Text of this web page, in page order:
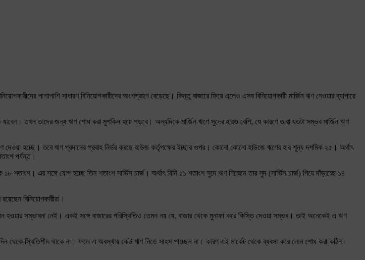
পাশাপাশি সাধারণ বিনিয়োগকারীদের অংশগ্রহণ বেড়েছে। কিন্তু বাজারে ফিরে এলেও এসব বিনিয়োগকারী মার্জিন ঋণ নেওয়ার ব্যাপারে
তখন তাদের জন্য ঋণ শোধ করা মুশকিল হয়ে পড়বে। অন্যদিকে মার্জিন ঋণে সুদের হারও বেশি, যে কারণে তারা যতটা সম্ভব মার্জিন ঋণ
দেওয়া হচ্ছে। তবে ঋণ প্রদানের প্রবাহ নির্ভর করছে হাউজ কর্তৃপক্ষের ইচ্ছার ওপর। কোনো কোনো হাউজে ঋণের হার শূন্য দশমিক ২৫। অর্থাৎ
পর্যন্ত।
শতাংশ। এর সঙ্গে যোগ হচ্ছে তিন শতাংশ সার্ভিস চার্জ। অর্থাৎ যিনি ১১ শতাংশ সুদে ঋণ নিচ্ছেন তার সুদ (সার্ভিস চার্জ) গিয়ে দাঁড়াচ্ছে ১৪
বিনিয়োগকারীরা।
হওয়ার সম্ভাবনা নেই। একই সঙ্গে বাজারের পরিস্থিতিও তেমন নয় যে, বাজার থেকে মুনাফা করে কিস্তি দেওয়া সম্ভব। তাই অনেকেই এ ঋণ
থেকে স্থিতিশীল থাকে না। ফলে এ অবস্থায় কেউ ঋণ নিতে সাহস পাচ্ছেন না। কারণ এই মার্কেট থেকে ব্যবসা করে লোন শোধ করা কঠিন।